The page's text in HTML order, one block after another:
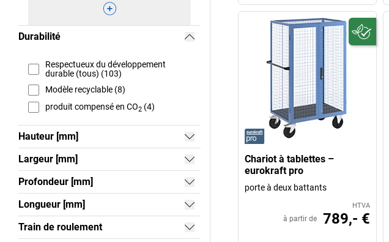
Durabilité
Respectueux du développement
durable (tous) (103)
Modèle recyclable (8)
produit compensé en CO2 (4)
Hauteur [mm]
Largeur [mm]
Profondeur [mm]
Longueur [mm]
Train de roulement
Chariot à tablettes –
eurokraft pro
porte à deux battants
HTVA
à partir de 789,- €